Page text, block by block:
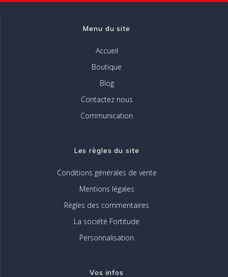
Menu du site
Accueil
Boutique
Blog
Contactez nous
Communication
Les règles du site
Conditions générales de vente
Mentions légales
Règles des commentaires
La société Fortitude
Personnalisation
Vos infos